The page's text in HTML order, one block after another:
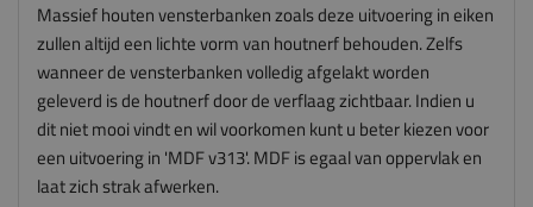
Massief houten vensterbanken zoals deze uitvoering in eiken
zullen altijd een lichte vorm van houtnerf behouden. Zelfs
wanneer de vensterbanken volledig afgelakt worden
geleverd is de houtnerf door de verflaag zichtbaar. Indien u
dit niet mooi vindt en wil voorkomen kunt u beter kiezen voor
een uitvoering in 'MDF v313'. MDF is egaal van oppervlak en
laat zich strak afwerken.